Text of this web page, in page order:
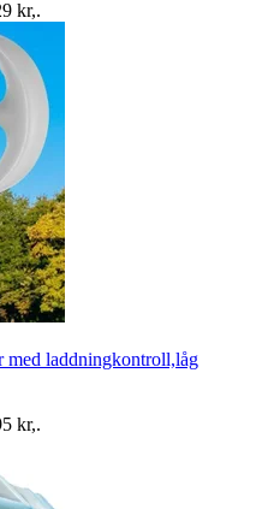
kr,.
med laddningkontroll,låg
kr,.